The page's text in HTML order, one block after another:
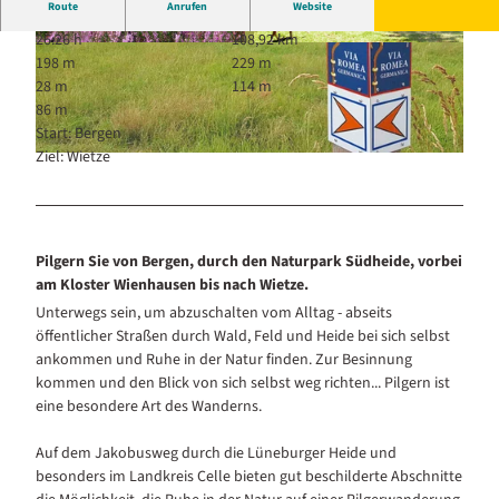
W
n
e
w
e
g
i
e
r
R
Z
u
r
B
l
n
d
e
r
L
ü
n
b
u
© Winser Heimatverein e.V.
Route Anrufen Website
26:26 h
108,92 km
198 m
229 m
28 m
114 m
86 m
Start: Bergen
Ziel: Wietze
Pilgern Sie von Bergen, durch den Naturpark Südheide, vorbei
am Kloster Wienhausen bis nach Wietze.
Unterwegs sein, um abzuschalten vom Alltag - abseits
öffentlicher Straßen durch Wald, Feld und Heide bei sich selbst
ankommen und Ruhe in der Natur finden. Zur Besinnung
kommen und den Blick von sich selbst weg richten... Pilgern ist
eine besondere Art des Wanderns.
Auf dem Jakobusweg durch die Lüneburger Heide und
besonders im Landkreis Celle bieten gut beschilderte Abschnitte